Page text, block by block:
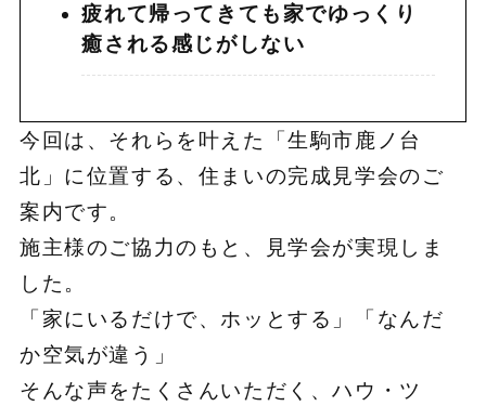
疲れて帰ってきても家でゆっくり
癒される感じがしない
今回は、それらを叶えた「生駒市鹿ノ台
北」に位置する、住まいの完成見学会のご
案内です。
施主様のご協力のもと、見学会が実現しま
した。
「家にいるだけで、ホッとする」「なんだ
か空気が違う」
そんな声をたくさんいただく、ハウ・ツ